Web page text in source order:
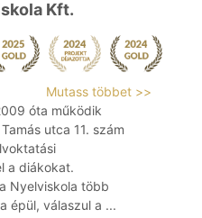
Kft.
Mutass többet >>
óta működik
utca 11. szám
a diákokat.
Nyelviskola több
épül, válaszul a ...